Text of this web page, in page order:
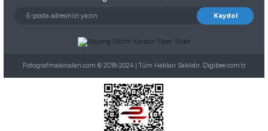
Kaydol
Fotografmakinalari.com © 2018-2024 | Tüm Hakları Saklıdır. Digibee.com.tr